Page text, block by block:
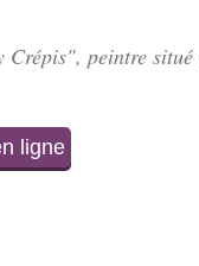
Crépis", peintre situé
ligne